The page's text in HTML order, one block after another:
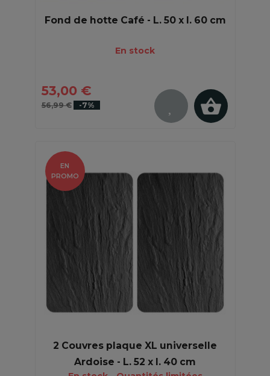
Fond de hotte Café - L. 50 x l. 60 cm
En stock
53,00 €
56,99 € -7%
2 Couvres plaque XL universelle
Ardoise - L. 52 x l. 40 cm
EN
PROMO